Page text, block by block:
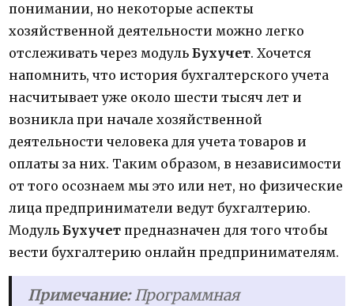
понимании, но некоторые аспекты
хозяйственной деятельности можно легко
отслеживать через модульБухучет. Хочется
напомнить, что история бухгалтерского учета
насчитывает уже около шести тысяч лет и
возникла при начале хозяйственной
деятельности человека для учета товаров и
оплаты за них. Таким образом, в независимости
от того осознаем мы это или нет, но физические
лица предприниматели ведут бухгалтерию.
МодульБухучет предназначен для того чтобы
вести бухгалтерию онлайн предпринимателям.
Примечание:Программная